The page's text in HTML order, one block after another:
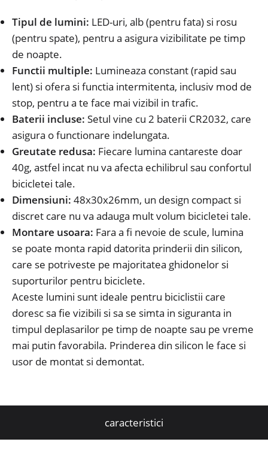
Tipul de lumini: LED-uri, alb (pentru fata) si rosu
(pentru spate), pentru a asigura vizibilitate pe timp
de noapte.
Functii multiple: Lumineaza constant (rapid sau
lent) si ofera si functia intermitenta, inclusiv mod de
stop, pentru a te face mai vizibil in trafic.
Baterii incluse: Setul vine cu 2 baterii CR2032, care
asigura o functionare indelungata.
Greutate redusa: Fiecare lumina cantareste doar
40g, astfel incat nu va afecta echilibrul sau confortul
bicicletei tale.
Dimensiuni: 48x30x26mm, un design compact si
discret care nu va adauga mult volum bicicletei tale.
Montare usoara: Fara a fi nevoie de scule, lumina
se poate monta rapid datorita prinderii din silicon,
care se potriveste pe majoritatea ghidonelor si
suporturilor pentru biciclete.
Aceste lumini sunt ideale pentru biciclistii care
doresc sa fie vizibili si sa se simta in siguranta in
timpul deplasarilor pe timp de noapte sau pe vreme
mai putin favorabila. Prinderea din silicon le face si
usor de montat si demontat.
caracteristici